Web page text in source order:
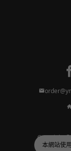
本網站使用
Copyright ©